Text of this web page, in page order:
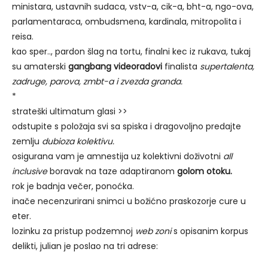
ministara, ustavnih sudaca, vstv-a, cik-a, bht-a, ngo-ova,
parlamentaraca, ombudsmena, kardinala, mitropolita i
reisa.
kao sper.., pardon šlag na tortu, finalni kec iz rukava, tukaj
su amaterski gangbang videoradovi finalista supertalenta,
zadruge, parova, zmbt-a i zvezda granda.
*
strateški ultimatum glasi >>
odstupite s položaja svi sa spiska i dragovoljno predajte
zemlju dubioza kolektivu.
osigurana vam je amnestija uz kolektivni doživotni all
inclusiveboravak na taze adaptiranom golom otoku.
rok je badnja večer, ponoćka.
inače necenzurirani snimci u božićno praskozorje cure u
eter.
lozinku za pristup podzemnoj web zonis opisanim korpus
delikti, julian je poslao na tri adrese: